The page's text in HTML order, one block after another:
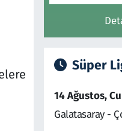
Süper
14 Ağustos,
Galatasaray -